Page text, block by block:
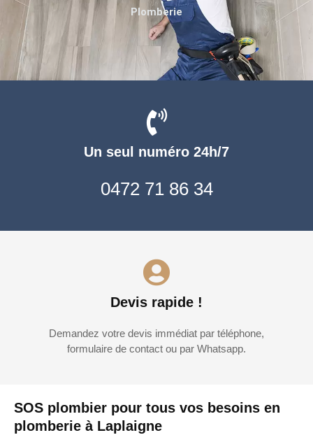
SOS plombier pour tous vos besoins en
plomberie à Laplaigne
Un seul numéro 24h/7
0472 71 86 34
Devis rapide !
Demandez votre devis immédiat par téléphone,
formulaire de contact ou par Whatsapp.
Plomberie